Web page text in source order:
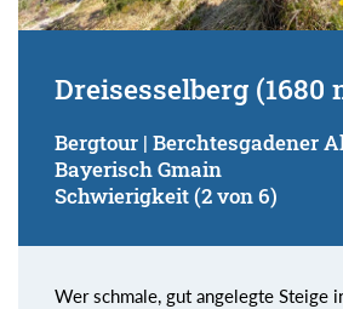
Dreisesselberg (1680
Bergtour | Berchtesgadener
Bayerisch Gmain
Schwierigkeit (2 von 6)
Wer schmale, gut angelegte Steige